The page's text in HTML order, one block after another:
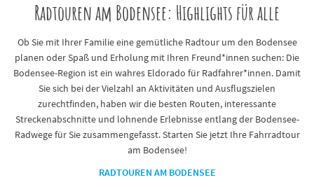
Radtouren am Bodensee: Highlights für alle
Ob Sie mit Ihrer Familie eine gemütliche Radtour um den Bodensee
planen oder Spaß und Erholung mit Ihren Freund*innen suchen: Die
Bodensee-Region ist ein wahres Eldorado für Radfahrer*innen. Damit
Sie sich bei der Vielzahl an Aktivitäten und Ausflugszielen
zurechtfinden, haben wir die besten Routen, interessante
Streckenabschnitte und lohnende Erlebnisse entlang der Bodensee-
Radwege für Sie zusammengefasst. Starten Sie jetzt Ihre Fahrradtour
am Bodensee!
RADTOUREN AM BODENSEE